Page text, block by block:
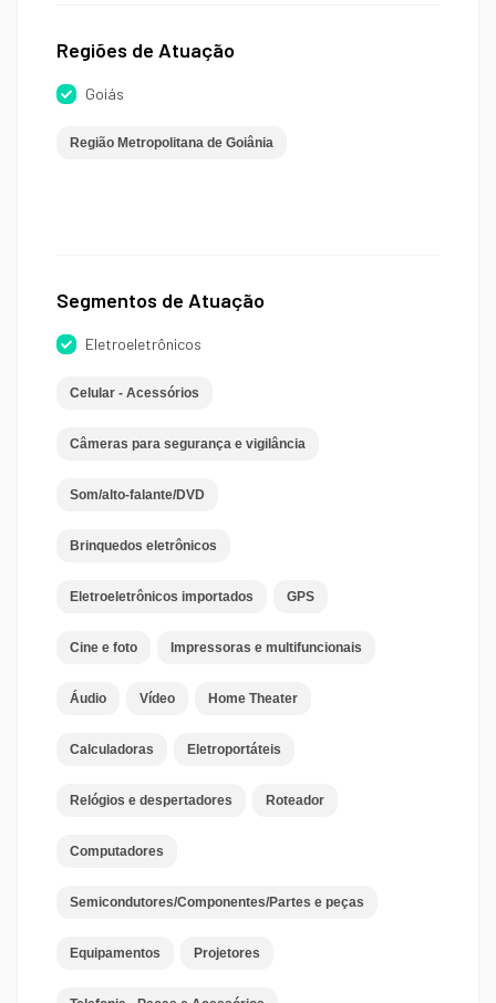
Regiões de Atuação
Goiás
Região Metropolitana de Goiânia
Segmentos de Atuação
Eletroeletrônicos
Celular - Acessórios
Câmeras para segurança e vigilância
Som/alto-falante/DVD
Brinquedos eletrônicos
Eletroeletrônicos importados GPS
Cine e foto Impressoras e multifuncionais
Áudio Vídeo Home Theater
Calculadoras Eletroportáteis
Relógios e despertadores Roteador
Computadores
Semicondutores/Componentes/Partes e peças
Equipamentos Projetores